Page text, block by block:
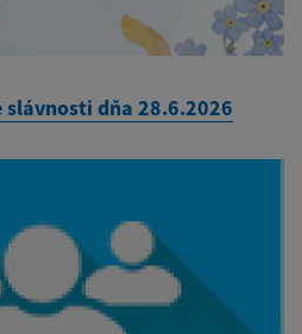
dňa 28.6.2026